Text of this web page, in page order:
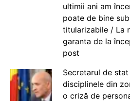
ultimii ani am
poate de bine
titularizabile / La
garanta de la
post
Secretarul de
disciplinele din
o criză de